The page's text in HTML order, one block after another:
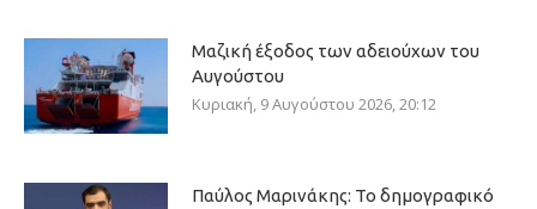
Μαζική έξοδος των αδειούχων του
Αυγούστου
Κυριακή, 9 Αυγούστου 2026, 20:12
Παύλος Μαρινάκης: Το δημογραφικό